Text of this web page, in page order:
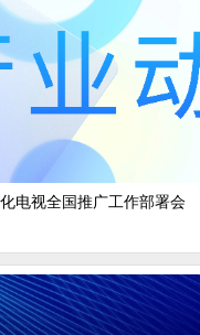
电视全国推广工作部署会